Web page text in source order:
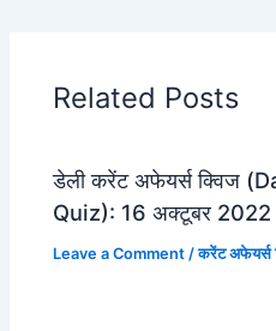
Related Posts
डेली करेंट अफेयर्स क्विज
Quiz): 16 अक्टूबर 2022
Leave a Comment /करेंट अफेयर्स